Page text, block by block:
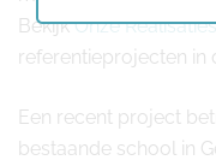
BekijkOnze Realisaties
referentieprojecten in
Een recent project
bestaande school in